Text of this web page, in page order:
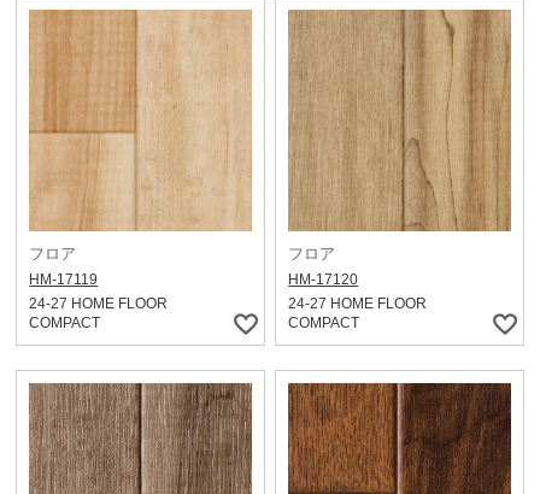
フロア
HM-17119
24-27 HOME FLOOR
COMPACT
フロア
HM-17120
24-27 HOME FLOOR
COMPACT